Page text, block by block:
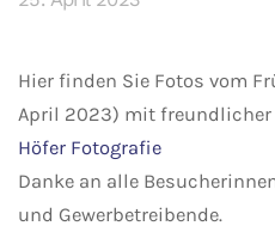
Hier finden Sie Fotos vom
April 2023) mit freundlicher
Höfer Fotografie
Danke an alle
und Gewerbetreibende.